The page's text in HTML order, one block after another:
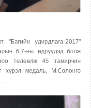
"Багийн удирдлага-2017"
6,7-ны өдрүүдэд болж
төлөөлж 45 тамирчин
хүрэл медаль, М.Солонго